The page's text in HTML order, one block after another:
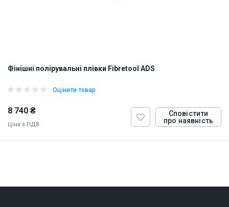
Фінішні полірувальні плівки Fibretool ADS
Оцінити товар
8 740 ₴
Ціна з ПДВ
Сповістити
про наявність